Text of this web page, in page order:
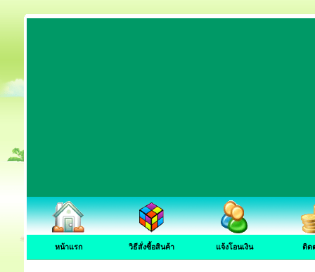
หน้าแรก วิธีสั่งซื้อสินค้า แจ้งโอนเงิน ติด